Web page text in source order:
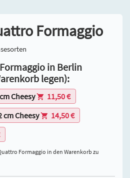
Formaggio
in Berlin
legen):
Cheesy
11,50 €
cm Cheesy
14,50 €
Formaggio in den Warenkorb zu